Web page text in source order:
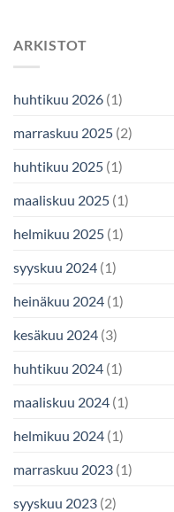
ARKISTOT
huhtikuu 2026 (1)
marraskuu 2025 (2)
huhtikuu 2025 (1)
maaliskuu 2025 (1)
helmikuu 2025 (1)
syyskuu 2024 (1)
heinäkuu 2024 (1)
kesäkuu 2024 (3)
huhtikuu 2024 (1)
maaliskuu 2024 (1)
helmikuu 2024 (1)
marraskuu 2023 (1)
syyskuu 2023 (2)